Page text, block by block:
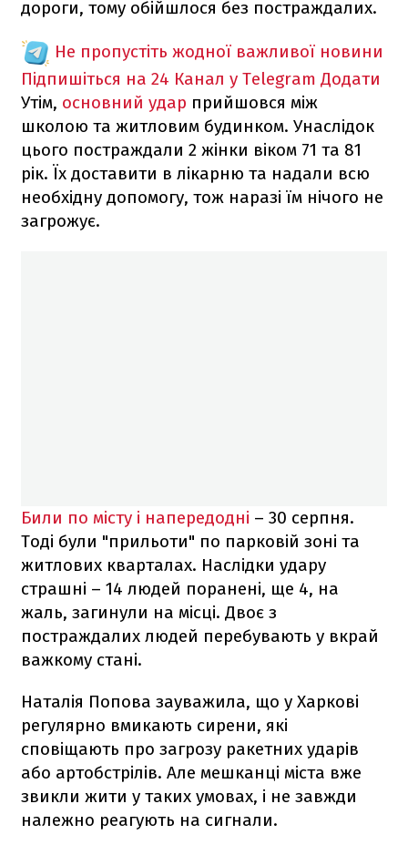
дороги, тому обійшлося без постраждалих.
Не пропустіть жодної важливої новини
Підпишіться на 24 Канал у Telegram Додати
Утім, основний удар прийшовся між
школою та житловим будинком. Унаслідок
цього постраждали 2 жінки віком 71 та 81
рік. Їх доставити в лікарню та надали всю
необхідну допомогу, тож наразі їм нічого не
загрожує.
Били по місту і напередодні – 30 серпня.
Тоді були "прильоти" по парковій зоні та
житлових кварталах. Наслідки удару
страшні – 14 людей поранені, ще 4, на
жаль, загинули на місці. Двоє з
постраждалих людей перебувають у вкрай
важкому стані.
Наталія Попова зауважила, що у Харкові
регулярно вмикають сирени, які
сповіщають про загрозу ракетних ударів
або артобстрілів. Але мешканці міста вже
звикли жити у таких умовах, і не завжди
належно реагують на сигнали.